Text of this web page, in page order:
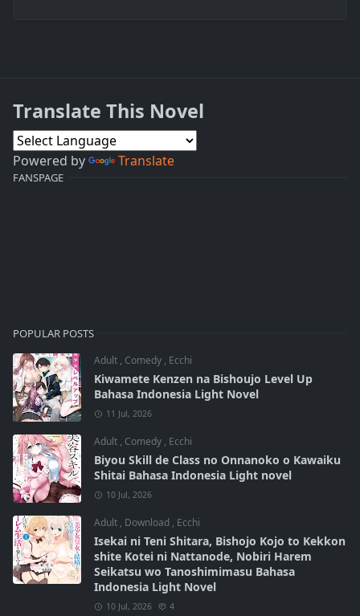
Translate This Novel
Powered by Translate
FANSPAGE
POPULAR POSTS
Adult , Comedy , Ecchi
Kiwamete Kenzen na Bishoujo Level Up
Bahasa Indonesia Light Novel
11 Jul, 2026
Adult , Comedy , Ecchi
Biyou Skill de Class no Onnanoko o Kawaiku
Shitai Bahasa Indonesia Light novel
10 Jul, 2026
Adult , Download , Ecchi
Isekai ni Teni Shitara, Bishojo Kojo to Kekkon
shite Kotei ni Nattanode, Nobiri Harem
Seikatsu wo Tanoshimimasu Bahasa
Indonesia Light Novel
10 Jul, 2026 4